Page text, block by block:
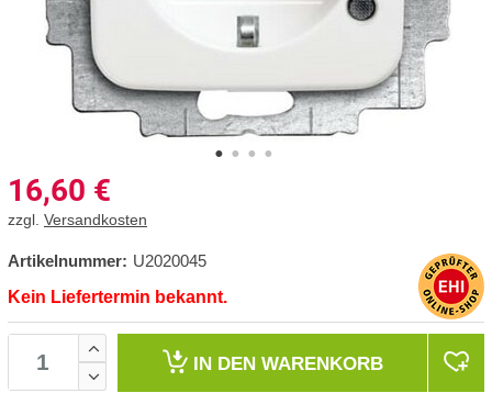
16,60 €
zzgl. Versandkosten
Artikelnummer: U2020045
Kein Liefertermin bekannt.
IN DEN WARENKORB